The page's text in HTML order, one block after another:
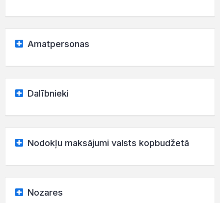
Amatpersonas
Dalībnieki
Nodokļu maksājumi valsts kopbudžetā
Nozares